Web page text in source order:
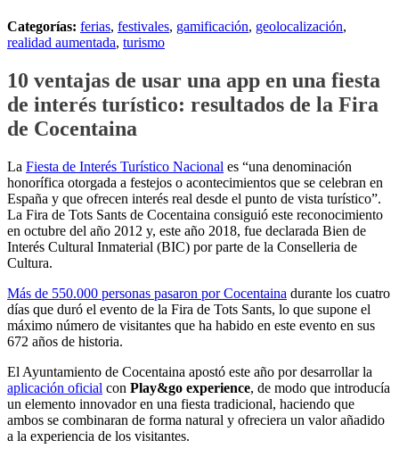
Categorías: ferias, festivales, gamificación, geolocalización,
realidad aumentada, turismo
10 ventajas de usar una app en una fiesta
de interés turístico: resultados de la Fira
de Cocentaina
La Fiesta de Interés Turístico Nacional es “una denominación
honorífica otorgada a festejos o acontecimientos que se celebran en
España y que ofrecen interés real desde el punto de vista turístico”.
La Fira de Tots Sants de Cocentaina consiguió este reconocimiento
en octubre del año 2012 y, este año 2018, fue declarada Bien de
Interés Cultural Inmaterial (BIC) por parte de la Conselleria de
Cultura.
Más de 550.000 personas pasaron por Cocentaina durante los cuatro
días que duró el evento de la Fira de Tots Sants, lo que supone el
máximo número de visitantes que ha habido en este evento en sus
672 años de historia.
El Ayuntamiento de Cocentaina apostó este año por desarrollar la
aplicación oficial con Play&go experience, de modo que introducía
un elemento innovador en una fiesta tradicional, haciendo que
ambos se combinaran de forma natural y ofreciera un valor añadido
a la experiencia de los visitantes.